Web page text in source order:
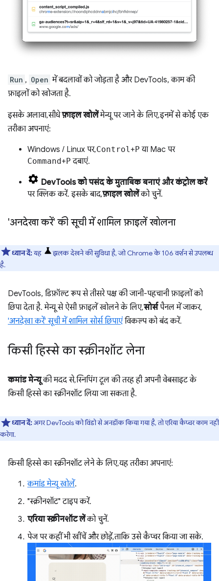
Run , Open में बदलावों को जोड़ता है और DevTools, काम की
फ़ाइलों को खोजता है.
इसके अलावा, सीधेफ़ाइल खोलेंमेन्यू पर जाने के लिए, इनमें से कोई एक
तरीका अपनाएं:
Windows / Linux पर,Control +P या Mac पर
Command+P दबाएं.
DevTools को पसंद के मुताबिक बनाएं और कंट्रोल करें
पर क्लिक करें. इसके बाद,फ़ाइल खोलेंको चुनें.
'अनदेखा करें' की सूची में शामिल फ़ाइलें खोलना
ध्यान दें:यह
झलक देखने की सुविधा है, जो Chrome के 106 वर्शन से उपलब्ध
है.
DevTools, डिफ़ॉल्ट रूप से तीसरे पक्ष की जानी-पहचानी फ़ाइलों को
छिपा देता है. मेन्यू से ऐसी फ़ाइलें खोलने के लिए,सोर्सपैनल में जाकर,
'अनदेखा करें' सूची में शामिल सोर्स छिपाएंविकल्प को बंद करें.
किसी हिस्से का स्क्रीनशॉट लेना
कमांड मेन्यूकी मदद से, स्निपिंग टूल की तरह ही अपनी वेबसाइट के
किसी हिस्से का स्क्रीनशॉट लिया जा सकता है.
ध्यान दें:अगर DevTools को विंडो से अनडॉक किया गया है, तो एरिया कैप्चर काम नहीं
करेगा.
किसी हिस्से का स्क्रीनशॉट लेने के लिए, यह तरीका अपनाएं:
कमांड मेन्यू खोलें.
"स्क्रीनशॉट" टाइप करें.
एरिया स्क्रीनशॉट लेंको चुनें.
पेज पर कहीं भी खींचें और छोड़ें, ताकि उसे कैप्चर किया जा सके.